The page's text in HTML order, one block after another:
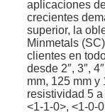
aplicaciones
crecientes
superior, la
Minmetals
clientes en
desde 2″, 3″,
mm, 125 mm y
resistividad 5
<1-1-0>, <1-0-